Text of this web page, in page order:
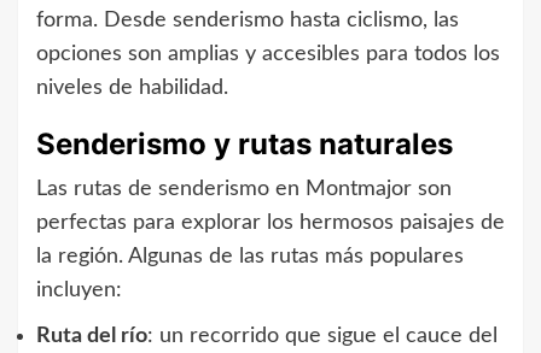
forma. Desde senderismo hasta ciclismo, las
opciones son amplias y accesibles para todos los
niveles de habilidad.
Senderismo y rutas naturales
Las rutas de senderismo en Montmajor son
perfectas para explorar los hermosos paisajes de
la región. Algunas de las rutas más populares
incluyen:
Ruta del río: un recorrido que sigue el cauce del